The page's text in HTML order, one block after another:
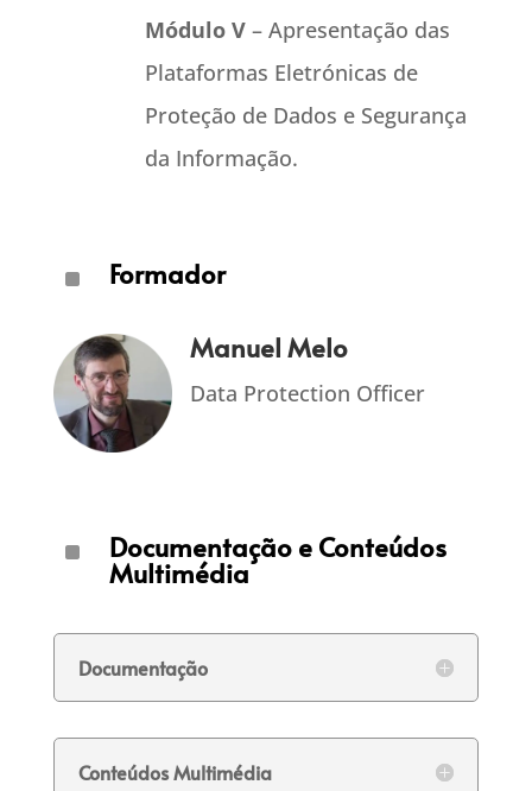
Módulo V – Apresentação das
Plataformas Eletrónicas de
Proteção de Dados e Segurança
da Informação.
^ Formador
Manuel Melo
Data Protection Officer
^ Documentação e Conteúdos
Multimédia
Documentação
Conteúdos Multimédia